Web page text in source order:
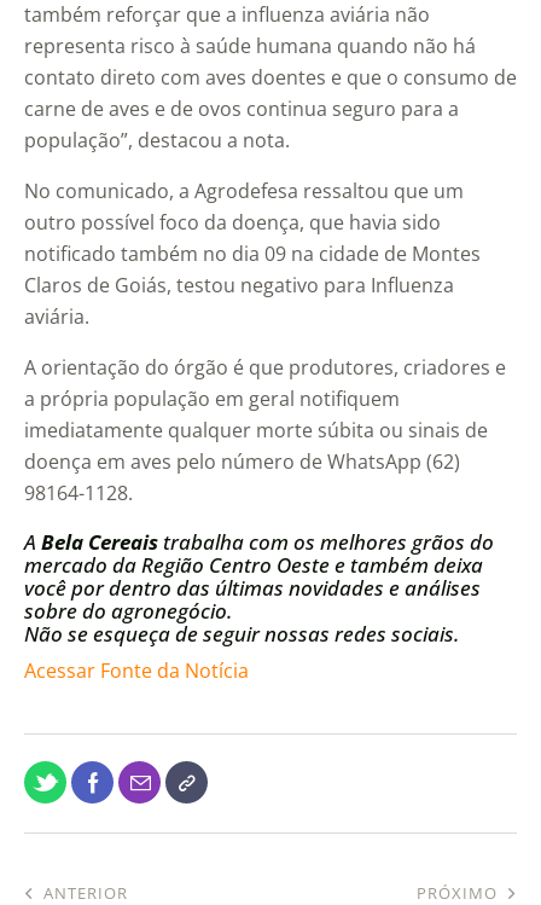
também reforçar que a influenza aviária não
representa risco à saúde humana quando não há
contato direto com aves doentes e que o consumo de
carne de aves e de ovos continua seguro para a
população”, destacou a nota.
No comunicado, a Agrodefesa ressaltou que um
outro possível foco da doença, que havia sido
notificado também no dia 09 na cidade de Montes
Claros de Goiás, testou negativo para Influenza
aviária.
A orientação do órgão é que produtores, criadores e
a própria população em geral notifiquem
imediatamente qualquer morte súbita ou sinais de
doença em aves pelo número de WhatsApp (62)
98164-1128.
A Bela Cereais trabalha com os melhores grãos do
mercado da Região Centro Oeste e também deixa
você por dentro das últimas novidades e análises
sobre do agronegócio.
Não se esqueça de seguir nossas redes sociais.
Acessar Fonte da Notícia
ANTERIOR PRÓXIMO